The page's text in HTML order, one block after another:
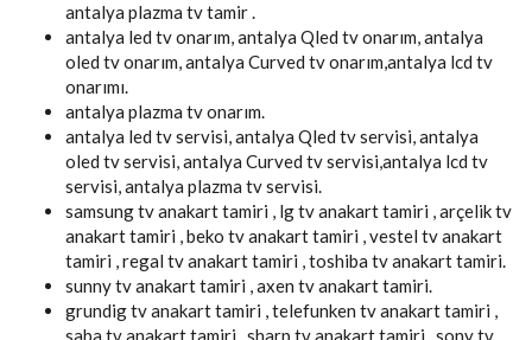
antalya plazma tv tamir .
antalya led tv onarım, antalya Qled tv onarım, antalya
oled tv onarım, antalya Curved tv onarım,antalya lcd tv
onarımı.
antalya plazma tv onarım.
antalya led tv servisi, antalya Qled tv servisi, antalya
oled tv servisi, antalya Curved tv servisi,antalya lcd tv
servisi, antalya plazma tv servisi.
samsung tv anakart tamiri , lg tv anakart tamiri , arçelik tv
anakart tamiri , beko tv anakart tamiri , vestel tv anakart
tamiri , regal tv anakart tamiri , toshiba tv anakart tamiri.
sunny tv anakart tamiri , axen tv anakart tamiri.
grundig tv anakart tamiri , telefunken tv anakart tamiri ,
saba tv anakart tamiri , sharp tv anakart tamiri , sony tv